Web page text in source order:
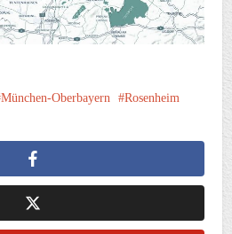
München-Oberbayern
Rosenheim